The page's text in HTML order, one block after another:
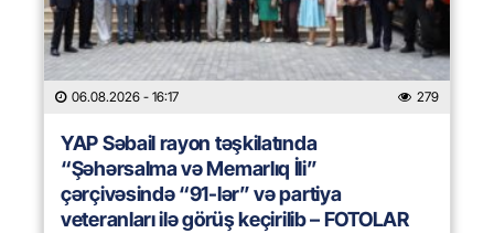
06.08.2026 - 16:17 279
YAP Səbail rayon təşkilatında
“Şəhərsalma və Memarlıq İli”
çərçivəsində “91-lər” və partiya
veteranları ilə görüş keçirilib – FOTOLAR